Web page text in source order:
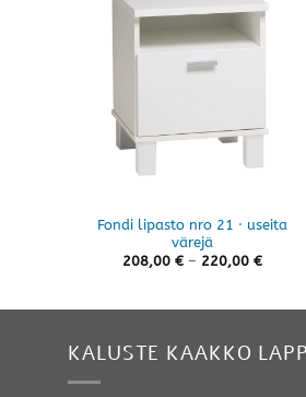
Fondi lipasto nro 21 · useita
värejä
208,00 € – 220,00 €
KALUSTE KAAKKO